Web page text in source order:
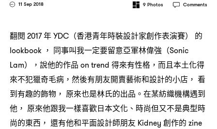
11 Sep 2018 9 Photos Comments
翻閱 2017年YDC（香港青年時裝設計家創作表演賽） 的
lookbook ， 同事叫我一定要留意亞軍林偉強 （Sonic
Lam）， 說他的作品 on trend 得來有性格 ， 而且本土化得
來不犯獵奇毛病 ， 然後有朋友開賣藝術和設計的小店 ， 看
到有趣的飾物 ， 原來也是林氏的出品。在某紡織機構遇到
他 ， 原來他跟我一樣喜歡日本文化、時尚但又不是典型時
尚的東西 ， 還有他和平面設計師朋友 Kidney 創作的 zine